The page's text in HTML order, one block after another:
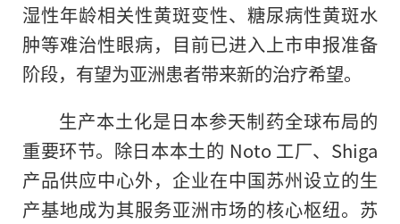
湿性年龄相关性黄斑变性、糖尿病性黄斑水
肿等难治性眼病，目前已进入上市申报准备
阶段，有望为亚洲患者带来新的治疗希望。
生产本土化是日本参天制药全球布局的
重要环节。除日本本土的 Noto 工厂、Shiga
产品供应中心外，企业在中国苏州设立的生
产基地成为其服务亚洲市场的核心枢纽。苏